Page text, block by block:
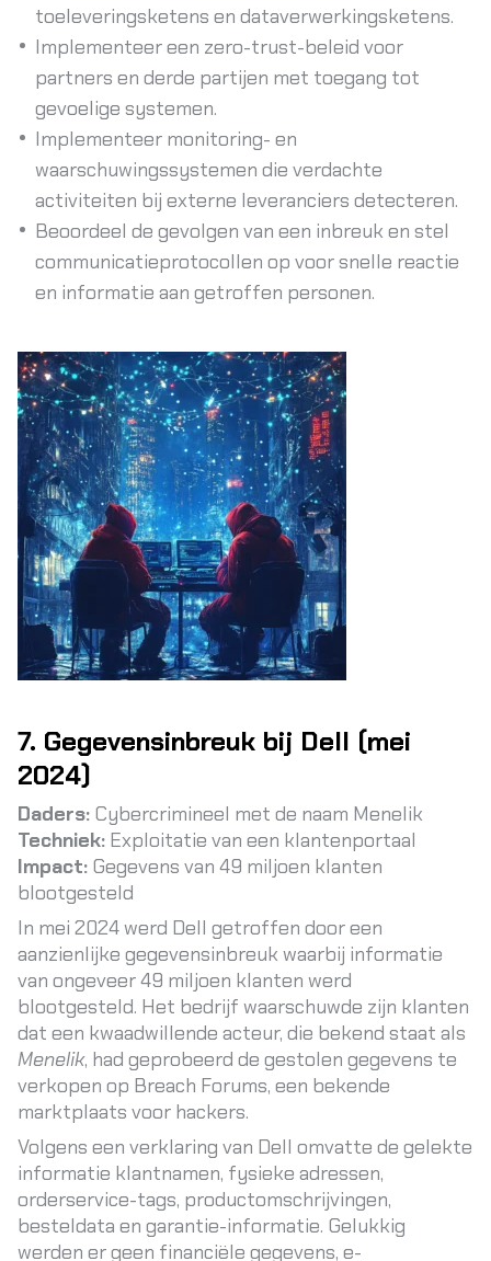
toeleveringsketens en dataverwerkingsketens.
Implementeer een zero-trust-beleid voor
partners en derde partijen met toegang tot
gevoelige systemen.
Implementeer monitoring- en
waarschuwingssystemen die verdachte
activiteiten bij externe leveranciers detecteren.
Beoordeel de gevolgen van een inbreuk en stel
communicatieprotocollen op voor snelle reactie
en informatie aan getroffen personen.
7. Gegevensinbreuk bij Dell (mei
2024)
Daders: Cybercrimineel met de naam Menelik
Techniek: Exploitatie van een klantenportaal
Impact: Gegevens van 49 miljoen klanten
blootgesteld
In mei 2024 werd Dell getroffen door een
aanzienlijke gegevensinbreuk waarbij informatie
van ongeveer 49 miljoen klanten werd
blootgesteld. Het bedrijf waarschuwde zijn klanten
dat een kwaadwillende acteur, die bekend staat als
Menelik, had geprobeerd de gestolen gegevens te
verkopen op Breach Forums, een bekende
marktplaats voor hackers.
Volgens een verklaring van Dell omvatte de gelekte
informatie klantnamen, fysieke adressen,
orderservice-tags, productomschrijvingen,
besteldata en garantie-informatie. Gelukkig
werden er geen financiële gegevens, e-